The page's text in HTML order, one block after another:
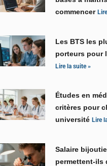
commencer
Les BTS les
porteurs pour
Lire la suite »
Études en
critères pour
universitéLire
Salaire
permettent-ils